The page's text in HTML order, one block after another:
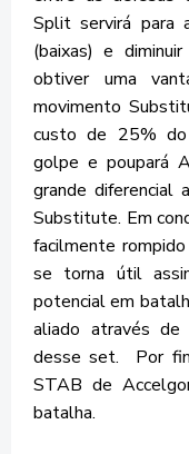
Split servirá para
(baixas) e
obtiver uma
movimento
custo de 25%
golpe e poupará
grande diferencial
Substitute. Em
facilmente
se torna útil
potencial em
aliado através de
desse set. Por
STAB de
batalha.